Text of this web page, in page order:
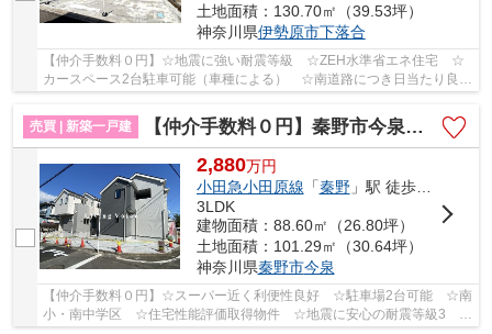
土地面積：130.70㎡（39.53坪）
神奈川県伊勢原市下落合
【仲介手数料０円】☆地震に強い耐震等級 ☆ZEH水準省エネ住宅 ☆
カースペース2台駐車可能（車種による） ☆南道路につき日当たり良
好 ☆全居室収納スペースあり ☆２駅利用可♪ 【伊勢...
売買 | 新築一戸建
【仲介手数料０円】秦野市今泉第1期 新築一戸建て 1号棟 全2棟
2,880万円
小田急小田原線 「秦野」駅 徒歩15分
3LDK
建物面積：88.60㎡（26.80坪）
土地面積：101.29㎡（30.64坪）
神奈川県秦野市今泉
【仲介手数料０円】☆スーパー近く利便性良好 ☆駐車場2台可能 ☆南
小・南中学区 ☆住宅性能評価取得物件 ☆地震に安心の耐震等級3 ☆